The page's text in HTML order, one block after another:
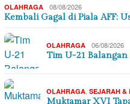
OLAHRAGA 08/08/2026
Kembali Gagal di Piala AFF:
OLAHRAGA 06/08/2026
Tim U-21
OLAHRAGA SEJARAH &
Muktamar XVI